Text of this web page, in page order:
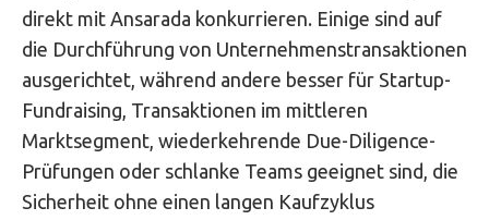
direkt mit Ansarada konkurrieren. Einige sind auf
die Durchführung von Unternehmenstransaktionen
ausgerichtet, während andere besser für Startup-
Fundraising, Transaktionen im mittleren
Marktsegment, wiederkehrende Due-Diligence-
Prüfungen oder schlanke Teams geeignet sind, die
Sicherheit ohne einen langen Kaufzyklus